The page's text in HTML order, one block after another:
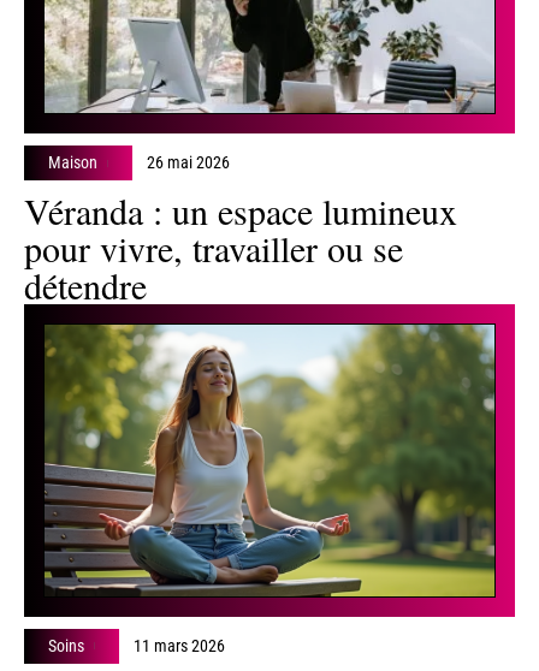
Maison 26 mai 2026
Véranda : un espace lumineux
pour vivre, travailler ou se
détendre
Soins 11 mars 2026